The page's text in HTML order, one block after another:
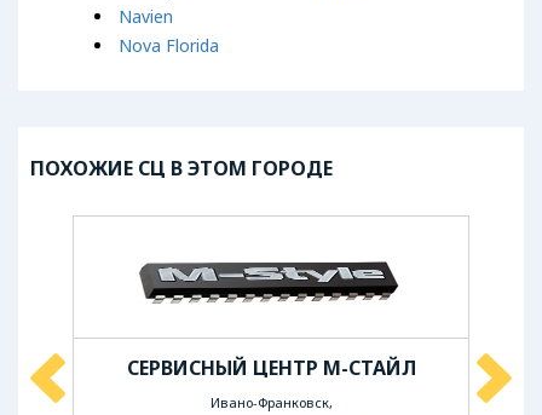
Navien
Nova Florida
ПОХОЖИЕ СЦ В ЭТОМ ГОРОДЕ
СЕРВИСНЫЙ ЦЕНТР М-СТАЙЛ
Ивано-Франковск,